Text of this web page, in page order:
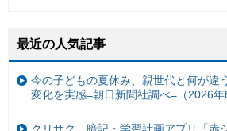
最近の人気記事
今の子どもの夏休み、親世代と何が違
変化を実感=朝日新聞社調べ=（2026年
クリサク、暗記・学習計画アプリ「赤